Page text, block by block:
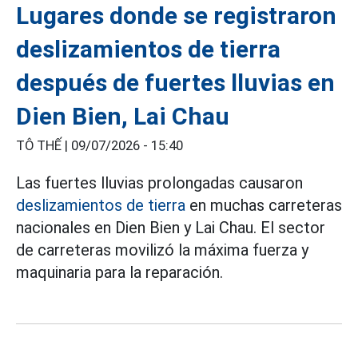
Lugares donde se registraron
deslizamientos de tierra
después de fuertes lluvias en
Dien Bien, Lai Chau
TÔ THẾ | 09/07/2026 - 15:40
Las fuertes lluvias prolongadas causaron
deslizamientos de tierra en muchas carreteras
nacionales en Dien Bien y Lai Chau. El sector
de carreteras movilizó la máxima fuerza y
maquinaria para la reparación.